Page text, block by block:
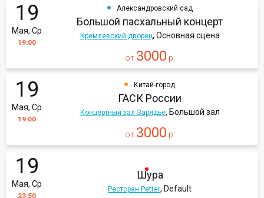
19
Мая, Ср
19:00
Александровский сад
Большой пасхальный концерт
Кремлевский дворец, Основная сцена
от 3000 р.
19
Мая, Ср
19:00
Китай-город
ГАСК России
Концертный зал Зарядье, Большой зал
от 3000 р.
19
Мая, Ср
23:50
Шура
Ресторан Petter, Default